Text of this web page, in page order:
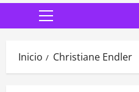
Menú
Inicio Christiane Endler